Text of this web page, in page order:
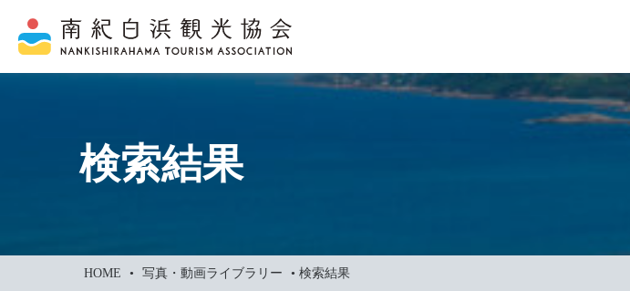
検索結果
HOME • 写真・動画ライブラリー • 検索結果